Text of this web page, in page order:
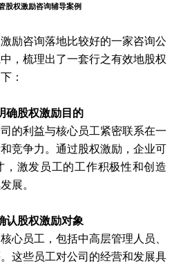
股权激励咨询辅导案例
励咨询落地比较好的一家咨询公
，梳理出了一套行之有效地股权
：
确股权激励目的
的利益与核心员工紧密联系在一
竞争力。通过股权激励，企业可
，激发员工的工作积极性和创造
展。
认股权激励对象
心员工，包括中高层管理人员、
这些员工对公司的经营和发展具